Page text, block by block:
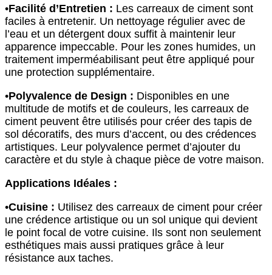
•Facilité d’Entretien : Les carreaux de ciment sont
faciles à entretenir. Un nettoyage régulier avec de
l’eau et un détergent doux suffit à maintenir leur
apparence impeccable. Pour les zones humides, un
traitement imperméabilisant peut être appliqué pour
une protection supplémentaire.
•Polyvalence de Design : Disponibles en une
multitude de motifs et de couleurs, les carreaux de
ciment peuvent être utilisés pour créer des tapis de
sol décoratifs, des murs d’accent, ou des crédences
artistiques. Leur polyvalence permet d’ajouter du
caractère et du style à chaque pièce de votre maison.
Applications Idéales :
•Cuisine : Utilisez des carreaux de ciment pour créer
une crédence artistique ou un sol unique qui devient
le point focal de votre cuisine. Ils sont non seulement
esthétiques mais aussi pratiques grâce à leur
résistance aux taches.